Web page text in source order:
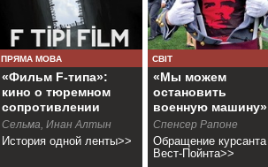
ПРЯМА МОВА
«Фильм F-типа»:
кино о тюремном
сопротивлении
Сельма, Инан Алтын
История одной ленты>>
СВІТ
«Мы можем
остановить
военную машину»
Спенсер Рапоне
Обращение курсанта
Вест-Пойнта>>